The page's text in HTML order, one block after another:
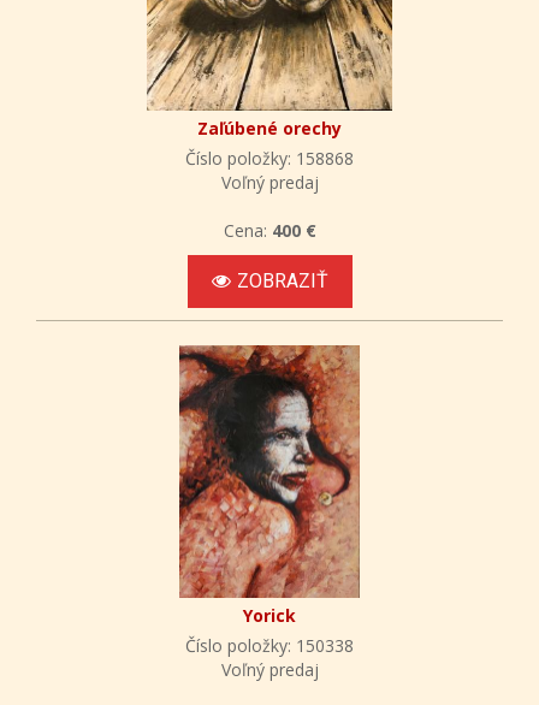
Zaľúbené orechy
Číslo položky: 158868
Voľný predaj
Cena: 400 €
ZOBRAZIŤ
Yorick
Číslo položky: 150338
Voľný predaj